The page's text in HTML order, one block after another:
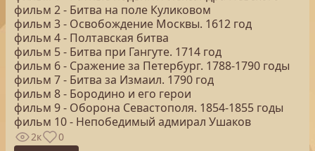
фильм 2 - Битва на поле Куликовом
фильм 3 - Освобождение Москвы. 1612 год
фильм 4 - Полтавская битва
фильм 5 - Битва при Гангуте. 1714 год
фильм 6 - Сражение за Петербург. 1788-1790 годы
фильм 7 - Битва за Измаил. 1790 год
фильм 8 - Бородино и его герои
фильм 9 - Оборона Севастополя. 1854-1855 годы
фильм 10 - Непобедимый адмирал Ушаков
2к 0